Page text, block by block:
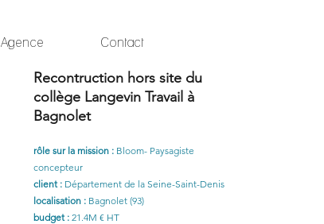
Agence Contact
Recontruction hors site du
collège Langevin Travail à
Bagnolet
rôle sur la mission : Bloom- Paysagiste
concepteur
client : Département de la Seine-Saint-Denis
localisation : Bagnolet (93)
budget : 21.4M € HT